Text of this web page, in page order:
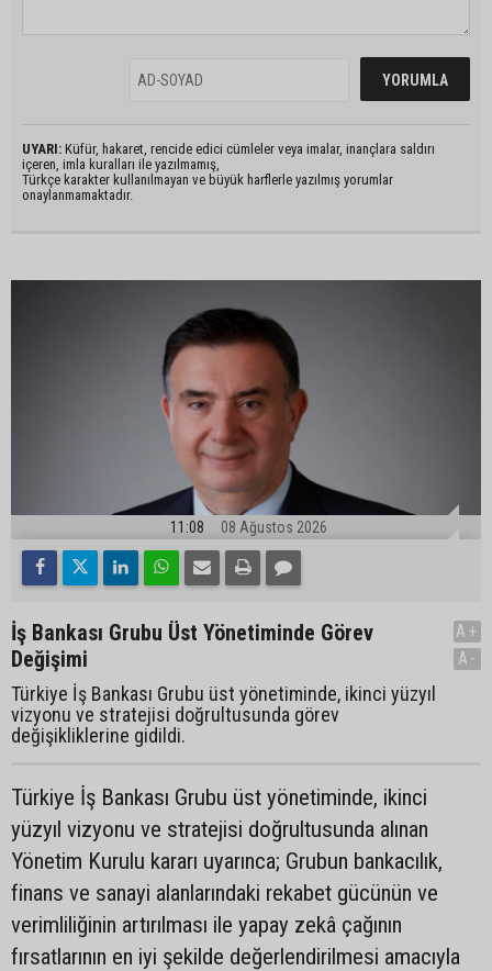
UYARI: Küfür, hakaret, rencide edici cümleler veya imalar, inançlara saldırı
içeren, imla kuralları ile yazılmamış,
Türkçe karakter kullanılmayan ve büyük harflerle yazılmış yorumlar
onaylanmamaktadır.
11:08 08 Ağustos 2026
İş Bankası Grubu Üst Yönetiminde Görev
Değişimi
Türkiye İş Bankası Grubu üst yönetiminde, ikinci yüzyıl
vizyonu ve stratejisi doğrultusunda görev
değişikliklerine gidildi.
A+
A-
Türkiye İş Bankası Grubu üst yönetiminde, ikinci
yüzyıl vizyonu ve stratejisi doğrultusunda alınan
Yönetim Kurulu kararı uyarınca; Grubun bankacılık,
finans ve sanayi alanlarındaki rekabet gücünün ve
verimliliğinin artırılması ile yapay zekâ çağının
fırsatlarının en iyi şekilde değerlendirilmesi amacıyla